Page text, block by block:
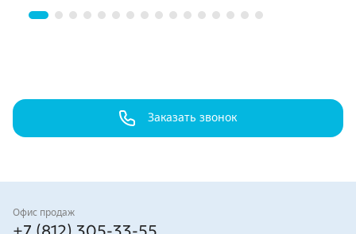
Заказать звонок
Контакты
Офис продаж